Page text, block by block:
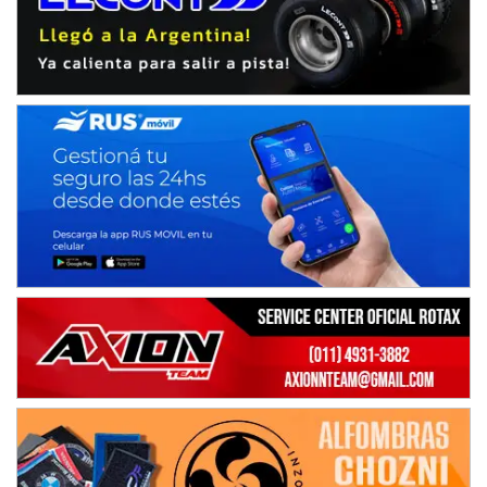
08/09-AGO
IAME SERIES ARGENTINA 6
Ramiro Tot (Asfalto)
Baradero (Buenos Aires)
KDO - F6
Ciudad de Trenque Lauquen (Asfalto)
Trenque Lauquen (Buenos Aires)
Parque de la Velocidad (Asfalto)
Villaguay (Entre Ríos)
VICTORIENSE - F7
El Cerro (Tierra)
Victoria (Entre Ríos)
Moto Club Reginense (Tierra)
Gral. E. Godoy (Río Negro)
CSK - F7